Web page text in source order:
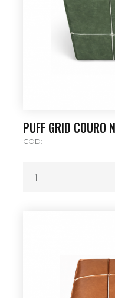
PUFF GRID COURO
COD: